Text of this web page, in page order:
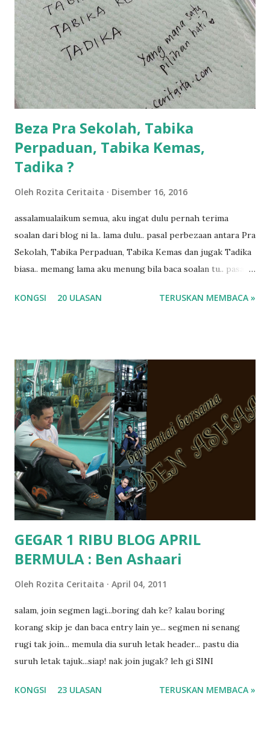
dalam... dan kebiasanya bagi anak 4 macam kami ni bahagi-
bahagi lah siapa nak pimpin siapa... dan biasanya aku akan
dukung adik hadi sambil pimpin kakak husna... yang abg
ngah dengan abg long terserah pada shah la pulak.. tapi
kalau ikut anak-anak semua nak ummi pimpin... ajer rebeh
ba...
Beza Pra Sekolah, Tabika
Perpaduan, Tabika Kemas,
Tadika ?
Oleh Rozita Ceritaita Disember 16, 2016
assalamualaikum semua, aku ingat dulu pernah terima
soalan dari blog ni la.. lama dulu.. pasal perbezaan antara Pra
Sekolah, Tabika Perpaduan, Tabika Kemas dan jugak Tadika
biasa.. memang lama aku menung bila baca soalan tu.. pasal
ko.. masa tu aku baru je ada anak sorang dan aku hentam je
tanya sapa-sapa pun masa tu.. bila fikir-fikirkan balik terasa
jugak masa alahai teruknya kami sebagai ibubapa.. dan kami
terasa jugak semakin teruk bila abg long dah masuk 2 tahun
kat salah satu tadika swasta ni.. tapi nampaknya kenal huruf
pun tak tau.. pengsan aku bila ingat balik.. aku mula fikir
mungkin sebab abg long sendiri jenis budak yang ada
masalah dyslexia.. tapi minor la.. nanti la aku cerita pasal
dyslexia tu.. lepas tu kami buat keputusan pu...
KONGSI 20 ULASAN TERUSKAN MEMBACA »
GEGAR 1 RIBU BLOG APRIL
BERMULA : Ben Ashaari
Oleh Rozita Ceritaita April 04, 2011
salam, join segmen lagi...boring dah ke? kalau boring
korang skip je dan baca entry lain ye... segmen ni senang
rugi tak join... memula dia suruh letak header... pastu dia
suruh letak tajuk...siap! nak join jugak? leh gi SINI
KONGSI 23 ULASAN TERUSKAN MEMBACA »